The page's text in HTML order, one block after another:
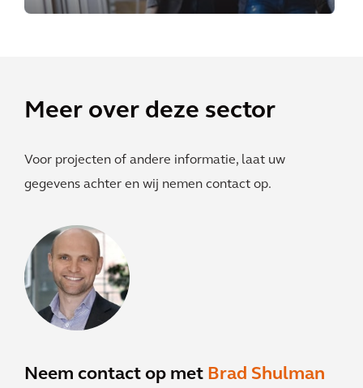
Meer over deze sector
Voor projecten of andere informatie, laat uw
gegevens achter en wij nemen contact op.
Neem contact op met Brad Shulman